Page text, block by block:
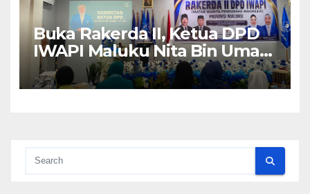
Buka Rakerda II, Ketua DPD
IWAPI Maluku Nita Bin Umar:
Perempuan Pengusaha Pilar
Penggerak UMKM